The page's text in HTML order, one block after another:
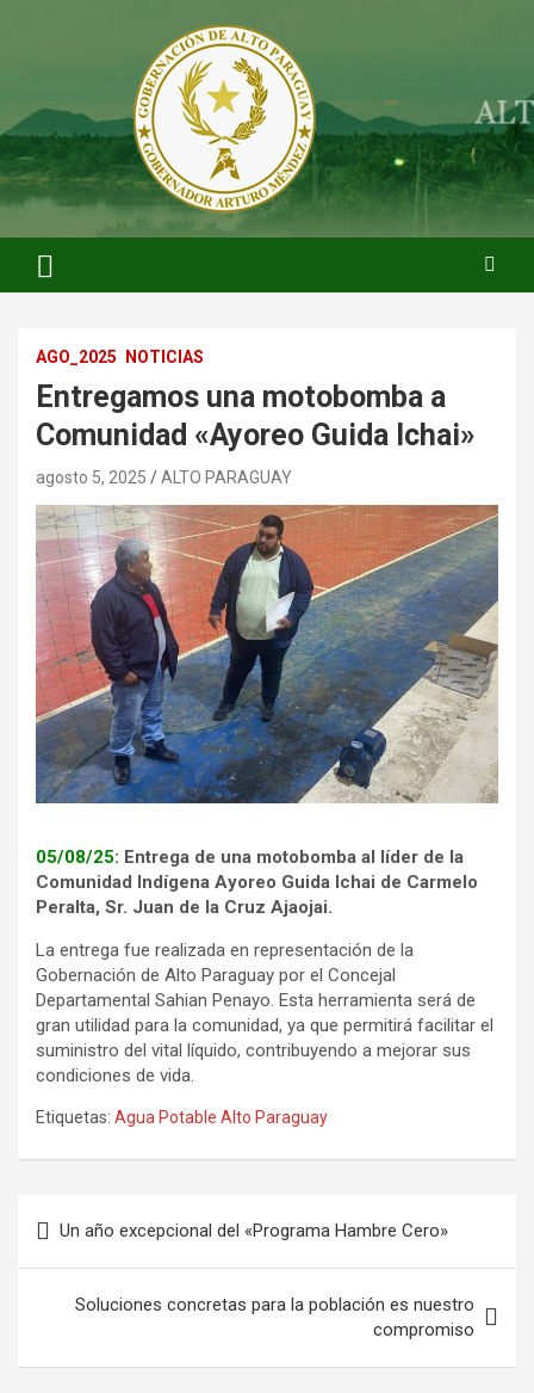
ARTUROMENDEZ.ORG
ARTURO MENDEZ GOBERNADOR 2023
AGO_2025 NOTICIAS
Entregamos una motobomba a
Comunidad «Ayoreo Guida Ichai»
agosto 5, 2025 ALTO PARAGUAY
05/08/25: Entrega de una motobomba al líder de la
Comunidad Indígena Ayoreo Guida Ichai de Carmelo
Peralta, Sr. Juan de la Cruz Ajaojai.
La entrega fue realizada en representación de la
Gobernación de Alto Paraguay por el Concejal
Departamental Sahian Penayo. Esta herramienta será de
gran utilidad para la comunidad, ya que permitirá facilitar el
suministro del vital líquido, contribuyendo a mejorar sus
condiciones de vida.
Etiquetas: Agua Potable Alto Paraguay
de
entradas
Un año excepcional del «Programa Hambre Cero»
Soluciones concretas para la población es nuestro
compromiso